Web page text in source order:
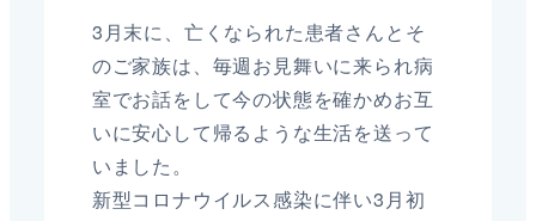
3月末に、亡くなられた患者さんとそ
のご家族は、毎週お見舞いに来られ病
室でお話をして今の状態を確かめお互
いに安心して帰るような生活を送って
いました。
新型コロナウイルス感染に伴い3月初